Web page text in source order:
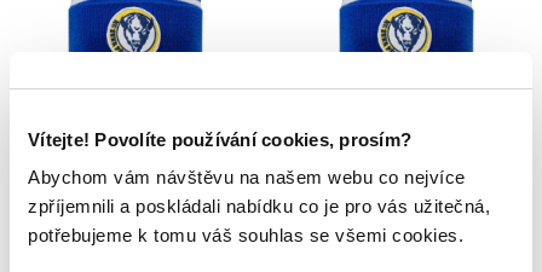
Vítejte! Povolíte používání cookies, prosím?
Abychom vám návštěvu na našem webu co nejvíce
zpříjemnili a poskládali nabídku co je pro vás užitečná,
potřebujeme k tomu váš souhlas se všemi cookies.
bambulí Sr
499 Kč
bambulí Jr
499 Kč